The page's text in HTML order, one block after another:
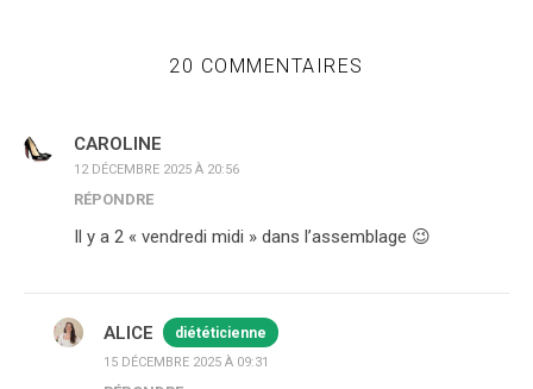
20 COMMENTAIRES
CAROLINE
12 DÉCEMBRE 2025 À 20:56
RÉPONDRE
Il y a 2 « vendredi midi » dans l’assemblage 😉
ALICE diététicienne
15 DÉCEMBRE 2025 À 09:31